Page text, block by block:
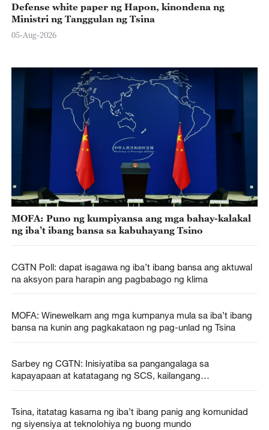
Defense white paper ng Hapon, kinondena ng
Ministri ng Tanggulan ng Tsina
05-Aug-2026
MOFA: Puno ng kumpiyansa ang mga bahay-kalakal
ng iba’t ibang bansa sa kabuhayang Tsino
CGTN Poll: dapat isagawa ng iba’t ibang bansa ang aktuwal
na aksyon para harapin ang pagbabago ng klima
MOFA: Winewelkam ang mga kumpanya mula sa iba’t ibang
Sarbey ng CGTN: Inisiyatiba sa pangangalaga sa
kapayapaan at katatagang ng SCS, kailangang
Tsina, itatatag kasama ng iba’t ibang panig ang komunidad
ng siyensiya at teknolohiya ng buong mundo